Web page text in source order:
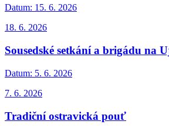
Datum: 15. 6. 2026
18. 6. 2026
Sousedské setkání a brigádu na
Datum: 5. 6. 2026
7. 6. 2026
Tradiční ostravická pouť